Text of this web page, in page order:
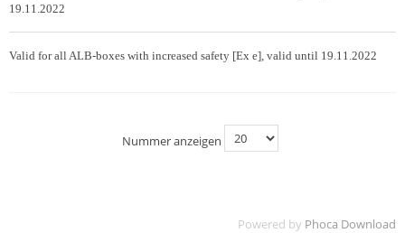
19.11.2022
Valid for all ALB-boxes with increased safety [Ex e], valid until 19.11.2022
Nummer anzeigen
Powered by Phoca Download